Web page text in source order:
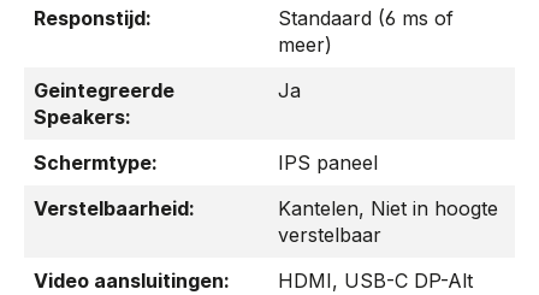
Responstijd:
Standaard (6 ms of
meer)
Geintegreerde
Speakers:
Ja
Schermtype:
IPS paneel
Verstelbaarheid:
Kantelen, Niet in hoogte
verstelbaar
Video aansluitingen:
HDMI, USB-C DP-Alt